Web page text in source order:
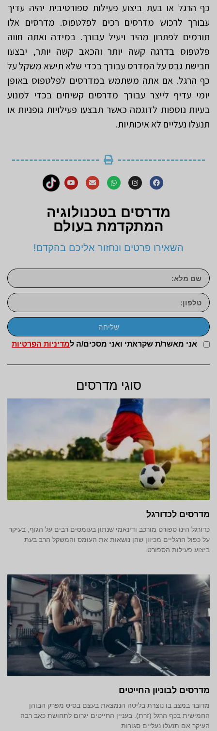
כף הרגל או בעת ביצוע פעילות ספורטיבית יהיה עדיך
עבורך לרכוש מדרסים רכים לפלטפוס. מדרסים אלו
תורמים לפתרון מהיר ויעיל עבורך. במידה ואתה חווה
פלטפוס בדרגה קשה יותר והכאב קשה יותר, יבצעו
חבישת גבס על המדרס עבורך בכדי שלא תישא משקל על
כף הרגל. אם אתה משתמש במדרסים לפלטפוס באופן
יומי עדיף לייצר עבורך מדרסים קשיחים בכדי למנוע
בעיות נוספות לדוגמה כאשר תבצעו פעילויות גופניות או
תנעלו נעליים לא איכותיות.
מדרסים בטכנולוגיה
המתקדמת בעולם
השאירו פרטים ונחזור אליכם בהקדם!
אני מאשר/ת שקראתי ואני מסכים/ה למדיניות הפרטיות
שליחה
סוגי מדרסים
מדרסים לכדורגל
כדורגל הינו ספורט מורכב ודינאמי שנתון בעומסים רבים על הגוף, בעיקר
על כפול הרגליים מכיוון שהן נושאות את העומס והמשקל הרב בעת
ביצוע פעילות הספורט.
מדרסים לבוניון החייטים
מדובר במצב בו נוצרת בליטה הנמצאת בעצם בסיס מפרק הבוהן
החמישית בכף הרגל (זרת). בעניין החייטים יגרום לתחושת כאב רבה
העיקר אם תנעלו נעליים סגורות